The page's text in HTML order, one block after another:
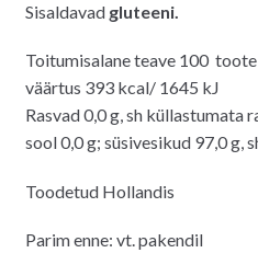
Sisaldavad gluteeni.
Toitumisalane teave 100
väärtus 393 kcal/ 1645 kJ
Rasvad0,0g, sh küllastumata
sool0,0g; süsivesikud 97,0g,
Toodetud Hollandis
Parim enne: vt. pakendil